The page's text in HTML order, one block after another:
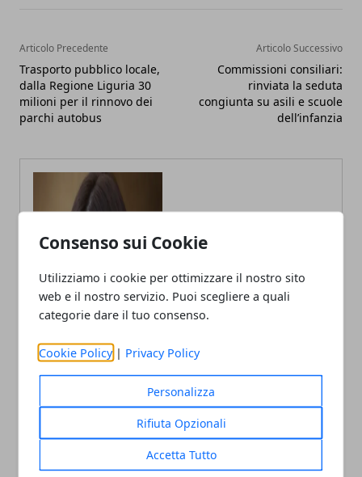
Consenso sui Cookie
Utilizziamo i cookie per ottimizzare il nostro sito
web e il nostro servizio. Puoi scegliere a quali
categorie dare il tuo consenso.
Cookie Policy | Privacy Policy
Personalizza
Rifiuta Opzionali
Accetta Tutto
Articolo Precedente
Trasporto pubblico locale,
dalla Regione Liguria 30
milioni per il rinnovo dei
parchi autobus
Articolo Successivo
Commissioni consiliari:
rinviata la seduta
congiunta su asili e scuole
dell’infanzia
Autrice di articoli per blog, laureata
in Psicologia con la passione per la
scrittura e le guide How to